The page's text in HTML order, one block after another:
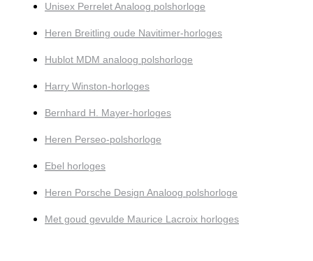
Unisex Perrelet Analoog polshorloge
Heren Breitling oude Navitimer-horloges
Hublot MDM analoog polshorloge
Harry Winston-horloges
Bernhard H. Mayer-horloges
Heren Perseo-polshorloge
Ebel horloges
Heren Porsche Design Analoog polshorloge
Met goud gevulde Maurice Lacroix horloges